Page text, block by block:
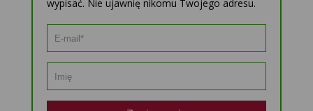
wypisać. Nie ujawnię nikomu Twojego adresu.